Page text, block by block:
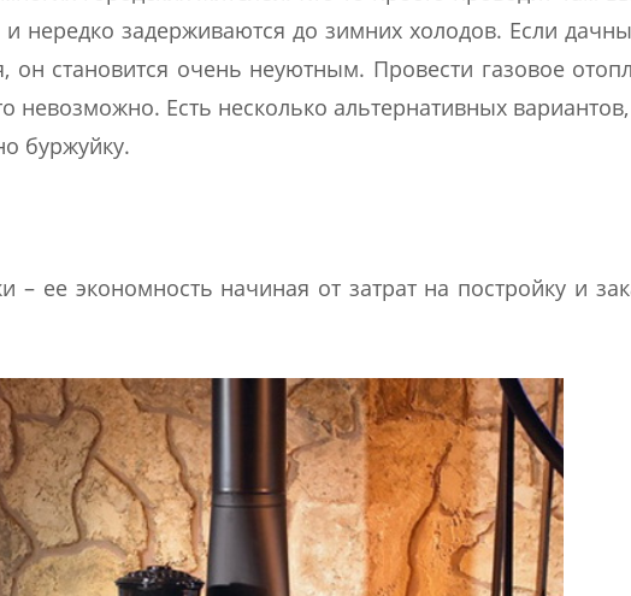
и нередко задерживаются до зимних холодов. Если
он становится очень неуютным. Провести газовое
невозможно. Есть несколько альтернативных
буржуйку.
ее экономность начиная от затрат на постройку и